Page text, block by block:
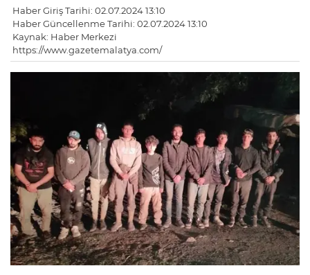
Haber Giriş Tarihi: 02.07.2024 13:10
Haber Güncellenme Tarihi: 02.07.2024 13:10
Kaynak: Haber Merkezi
https://www.gazetemalatya.com/